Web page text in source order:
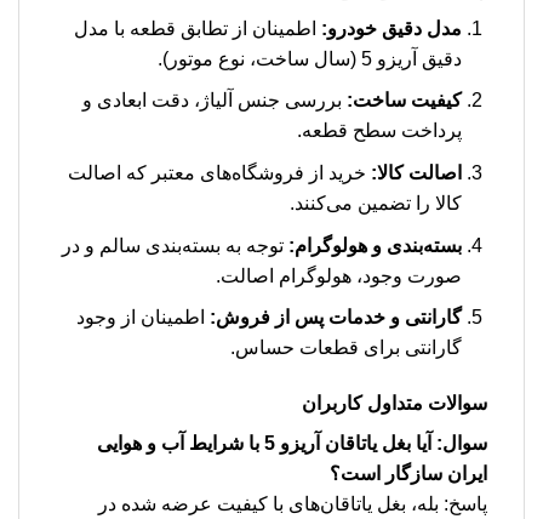
مدل دقیق خودرو: اطمینان از تطابق قطعه با مدل
دقیق آریزو 5 (سال ساخت، نوع موتور).
کیفیت ساخت: بررسی جنس آلیاژ، دقت ابعادی و
پرداخت سطح قطعه.
اصالت کالا: خرید از فروشگاه‌های معتبر که اصالت
کالا را تضمین می‌کنند.
بسته‌بندی و هولوگرام: توجه به بسته‌بندی سالم و در
صورت وجود، هولوگرام اصالت.
گارانتی و خدمات پس از فروش: اطمینان از وجود
گارانتی برای قطعات حساس.
سوالات متداول کاربران
سوال: آیا بغل یاتاقان آریزو 5 با شرایط آب و هوایی
ایران سازگار است؟
پاسخ: بله، بغل یاتاقان‌های با کیفیت عرضه شده در